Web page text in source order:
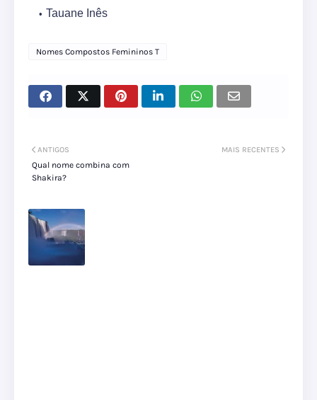
Tauane Inês
Nomes Compostos Femininos T
MAIS RECENTES
ANTIGOS
Qual nome combina com
Shakira?